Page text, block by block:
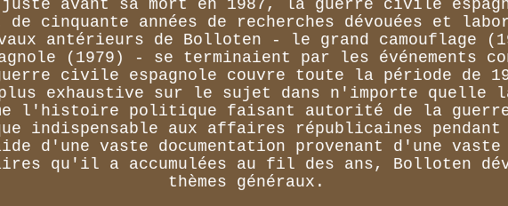
avant sa mort en 1987, la guerre civile
de cinquante années de recherches dévouées et
antérieurs de Bolloten - le grand camouflage
(1979) - se terminaient par les événements
civile espagnole couvre toute la période de
exhaustive sur le sujet dans n'importe quelle
l'histoire politique faisant autorité de la
indispensable aux affaires républicaines
d'une vaste documentation provenant d'une
qu'il a accumulées au fil des ans, Bolloten
thèmes généraux.